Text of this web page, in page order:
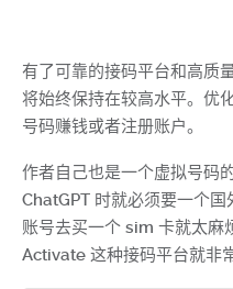
有了可靠的接码平台和高质
将始终保持在较高水平。优
号码赚钱或者注册账户。
作者自己也是一个虚拟号码
ChatGPT 时就必须要一个
账号去买一个 sim 卡就太麻
Activate 这种接码平台就非